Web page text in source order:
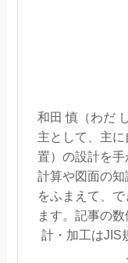
和田 慎（わだ
主として、主
置）の設計を
計算や図面の
をふまえて、
ます。記事の
計・加工はJIS